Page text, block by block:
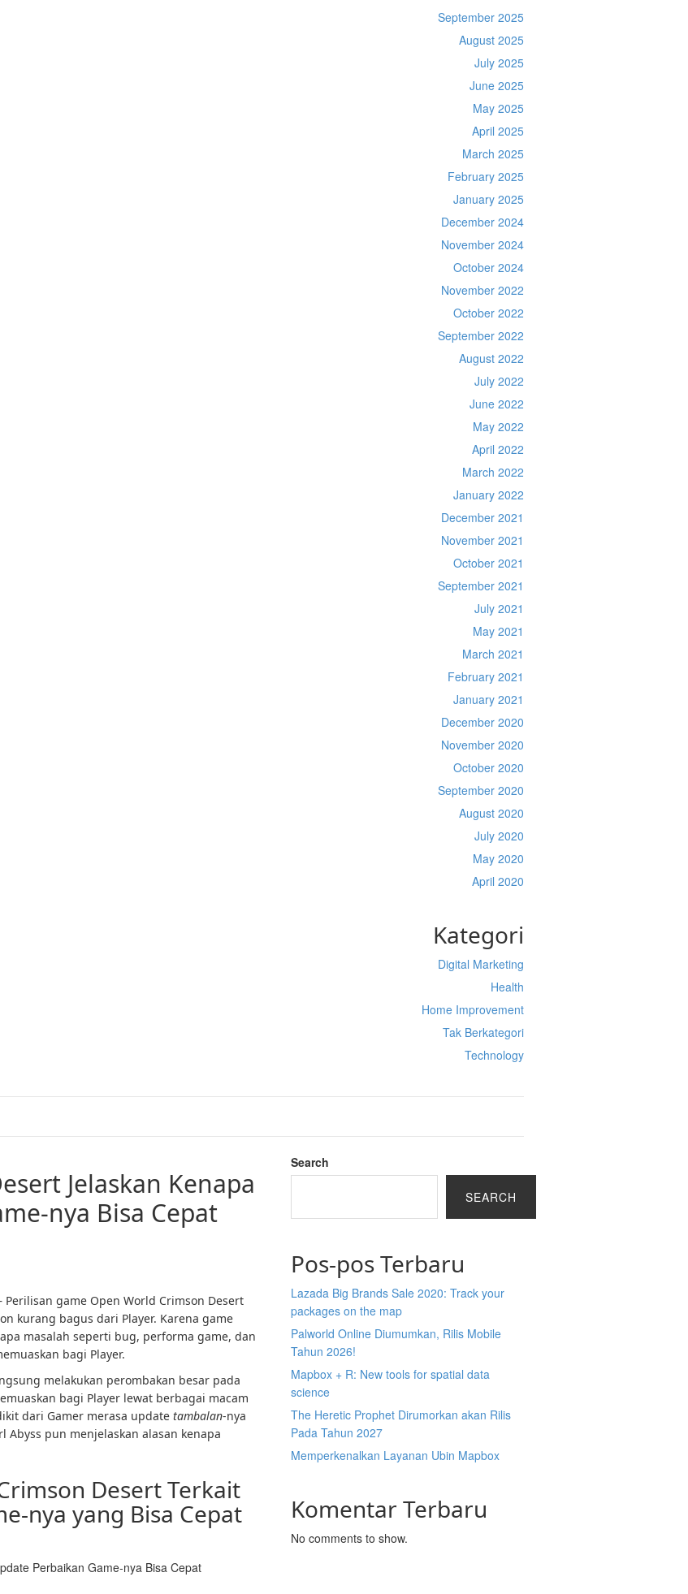
September 2025
August 2025
July 2025
June 2025
May 2025
April 2025
March 2025
February 2025
January 2025
December 2024
November 2024
October 2024
November 2022
October 2022
September 2022
August 2022
July 2022
June 2022
May 2022
April 2022
March 2022
January 2022
December 2021
November 2021
October 2021
September 2021
July 2021
May 2021
March 2021
February 2021
January 2021
December 2020
November 2020
October 2020
September 2020
August 2020
July 2020
May 2020
April 2020
Kategori
Digital Marketing
Health
Home Improvement
Tak Berkategori
Technology
Jelaskan Kenapa
nya Bisa Cepat
Perilisan game Open World Crimson Desert
kurang bagus dari Player. Karena game
masalah seperti bug, performa game, dan
bagi Player.
melakukan perombakan besar pada
bagi Player lewat berbagai macam
dari Gamer merasa update tambalan-nya
Abyss pun menjelaskan alasan kenapa
Desert Terkait
nya yang Bisa Cepat
Perbaikan Game-nya Bisa Cepat
Search
SEARCH
Pos-pos Terbaru
Lazada Big Brands Sale 2020: Track your
packages on the map
Palworld Online Diumumkan, Rilis Mobile
Tahun 2026!
Mapbox + R: New tools for spatial data
science
The Heretic Prophet Dirumorkan akan Rilis
Pada Tahun 2027
Memperkenalkan Layanan Ubin Mapbox
Komentar Terbaru
No comments to show.